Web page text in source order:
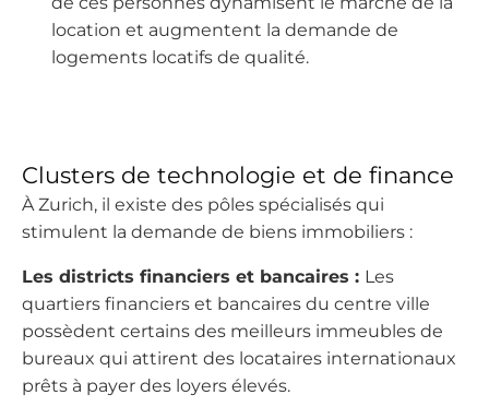
location et augmentent la demande de
logements locatifs de qualité.
Clusters de technologie et de finance
À Zurich, il existe des pôles spécialisés qui
stimulent la demande de biens immobiliers :
Les districts financiers et bancaires : Les
quartiers financiers et bancaires du centre ville
possèdent certains des meilleurs immeubles de
bureaux qui attirent des locataires internationaux
prêts à payer des loyers élevés.